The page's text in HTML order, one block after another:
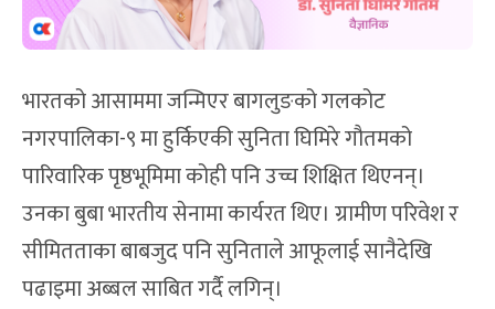
भारतको आसाममा जन्मिएर बागलुङको गलकोट
नगरपालिका-९ मा हुर्किएकी सुनिता घिमिरे गौतमको
पारिवारिक पृष्ठभूमिमा कोही पनि उच्च शिक्षित थिएनन्।
उनका बुबा भारतीय सेनामा कार्यरत थिए। ग्रामीण परिवेश र
सीमितताका बाबजुद पनि सुनिताले आफूलाई सानैदेखि
पढाइमा अब्बल साबित गर्दै लगिन्।